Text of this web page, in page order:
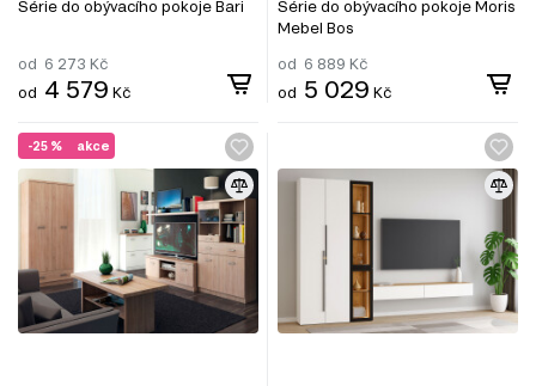
Série do obývacího pokoje Bari
od 6 273 Kč
od 4 579 Kč
Série do obývacího pokoje Moris
Mebel Bos
od 6 889 Kč
od 5 029 Kč
akce
-25 %